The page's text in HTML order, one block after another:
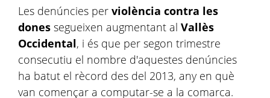
Les denúncies per violència contra les
dones segueixen augmentant al Vallès
Occidental, i és que per segon trimestre
consecutiu el nombre d'aquestes denúncies
ha batut el rècord des del 2013, any en què
van començar a computar-se a la comarca.